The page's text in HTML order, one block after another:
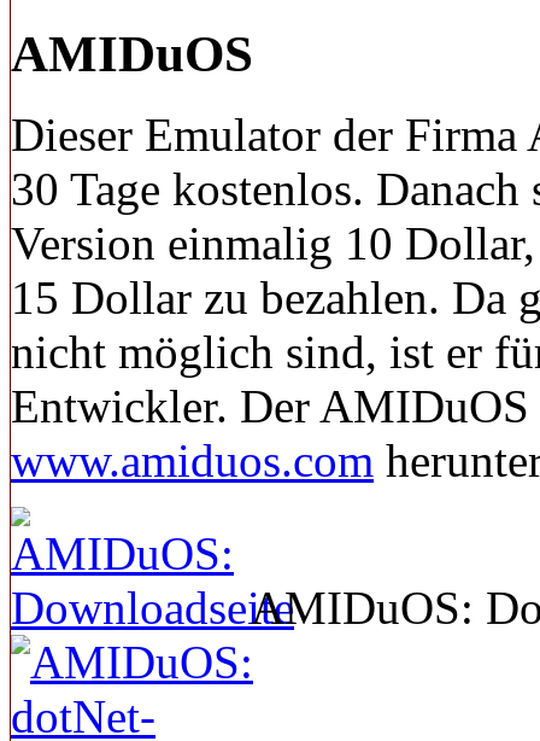
AMIDuOS
Dieser Emulator der
30 Tage kostenlos.
Version einmalig 10
15 Dollar zu bezahlen. Da
nicht möglich sind, ist er
Entwickler. Der
www.amiduos.com
AMIDuOS: